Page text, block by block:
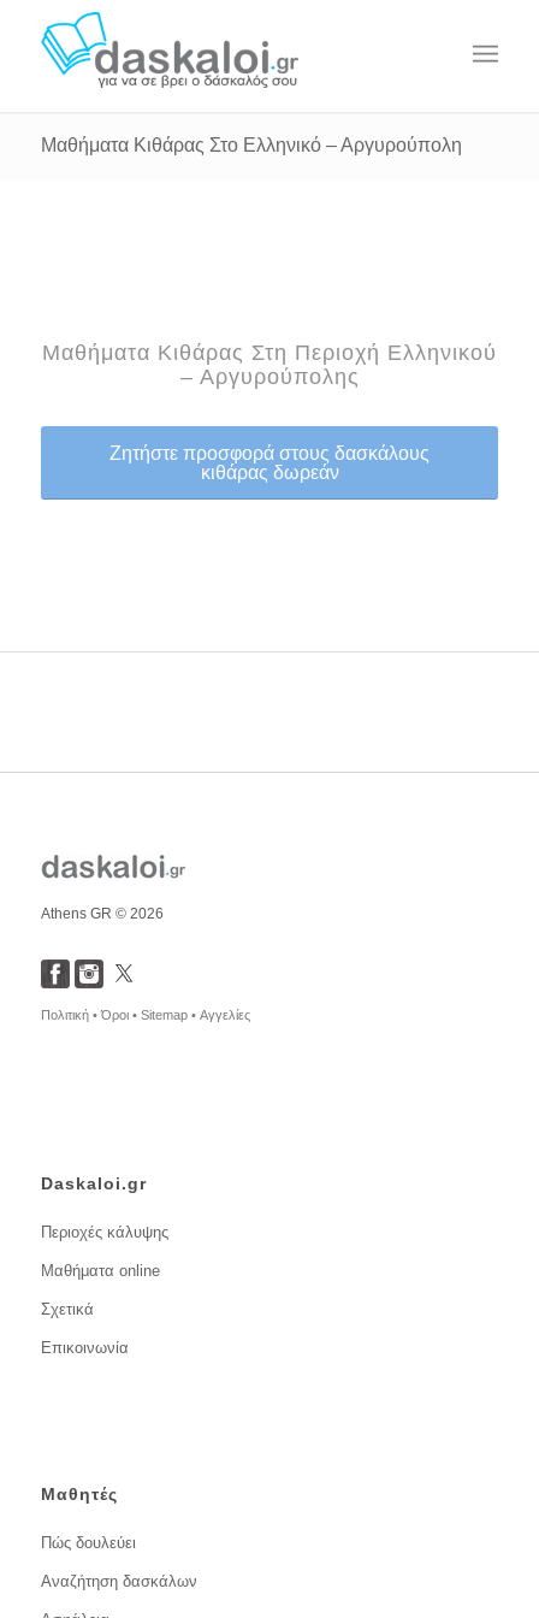
Μαθήματα Κιθάρας Στο Ελληνικό – Αργυρούπολη
Μαθήματα Κιθάρας Στη Περιοχή Ελληνικού
– Αργυρούπολης
Ζητήστε προσφορά στους δασκάλους
κιθάρας δωρεάν
Athens GR © 2026
Πολιτική •Όροι • Sitemap • Αγγελίες
Daskaloi.gr
Περιοχές κάλυψης
Μαθήματα online
Σχετικά
Επικοινωνία
Μαθητές
Πώς δουλεύει
Αναζήτηση δασκάλων